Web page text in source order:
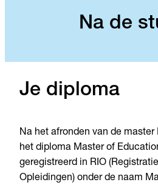
Na de
Je diploma
Na het afronden van de
het diploma Master of
geregistreerd in RIO
Opleidingen) onder de naam